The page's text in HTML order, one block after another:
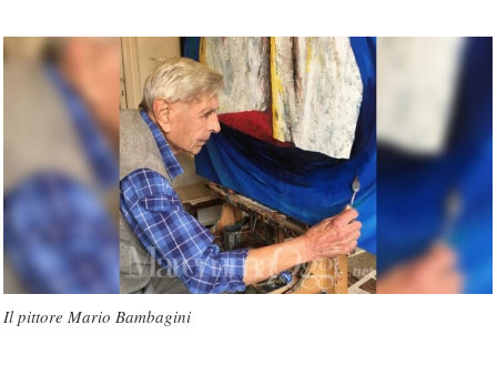
Il pittore Mario Bambagini